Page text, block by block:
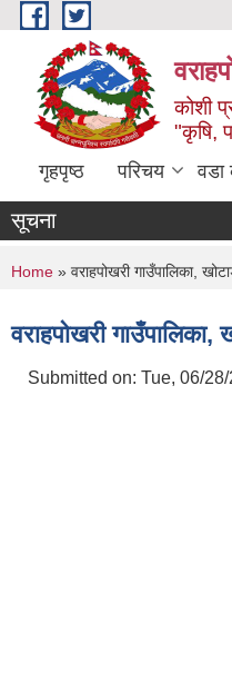
Skip to main content
कोशी
"कृषि,
गृहपृष्ठ परिचय वडा
सूचना
You are here
Home » वराहपोखरी गाउँपालिका,
वराहपोखरी
Submitted on: Tue, 06/